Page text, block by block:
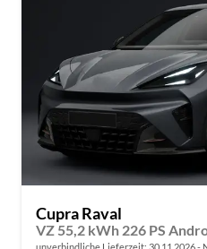
Cupra Raval